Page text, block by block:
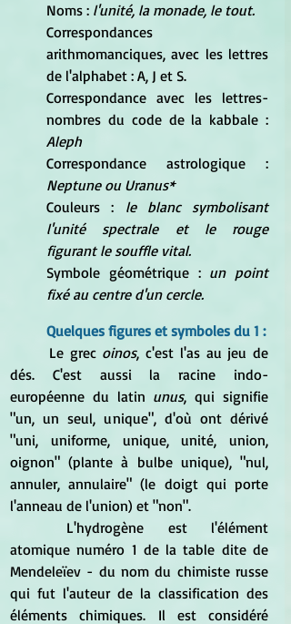
Noms : l'unité, la monade, le tout.
Correspondances
arithmomanciques, avec les lettres
de l'alphabet : A, J et S.
Correspondance avec les lettres-
nombres du code de la kabbale :
Aleph
Neptune ou Uranus*
Couleurs : le blanc symbolisant
l'unité spectrale et le rouge
figurant le souffle vital.
Symbole géométrique : un point
fixé au centre d'un cercle.
Quelques figures et symboles du 1 :
	Le grec
oinos, c'est l'as au jeu de
dés. C'est aussi la racine indo-
européenne du latin unus, qui signifie
"un, un seul, unique", d'où ont dérivé
"uni, uniforme, unique, unité, union,
oignon" (plante à bulbe unique), "nul,
annuler, annulaire" (le doigt qui porte
l'anneau de l'union) et "non".
atomique numéro 1 de la table dite de
Mendeleïev - du nom du chimiste russe
qui fut l'auteur de la classification des
éléments chimiques. Il est considéré